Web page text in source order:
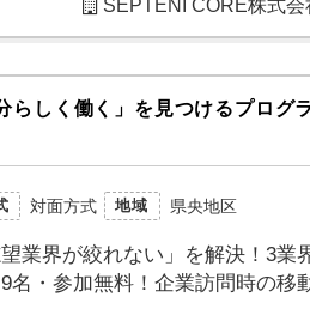
SEPTENI CORE株式会
らしく働く」を見つけるプログ
対面方式 地域 県央地区
望業界が絞れない」を解決！3業
名・参加無料！企業訪問時の移